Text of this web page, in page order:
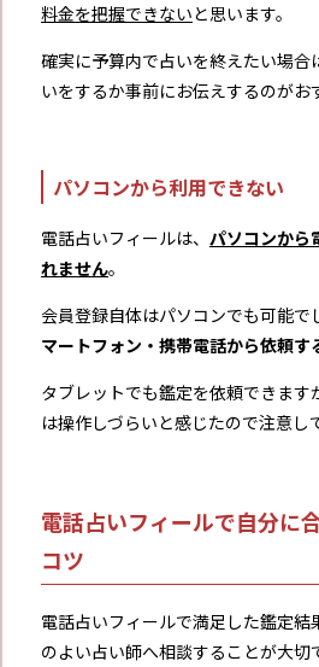
料金を把握できないと思います。
確実に予算内で占いを終えたい場合
いをするか事前にお伝えするのがお
パソコンから利用できない
電話占いフィールは、 パソコンから
れません。
会員登録自体はパソコンでも可能で
マートフォン・携帯電話から依頼す
タブレットでも鑑定を依頼できます
は操作しづらいと感じたので注意し
電話占いフィールで自分に
コツ
電話占いフィールで満足した鑑定結
のよい占い師へ相談することが大切